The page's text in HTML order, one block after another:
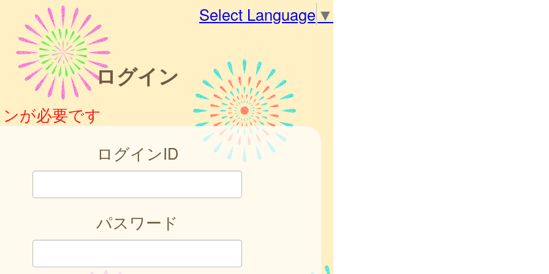
Select Language ▼
ログイン
が必要です
ログインID
パスワード